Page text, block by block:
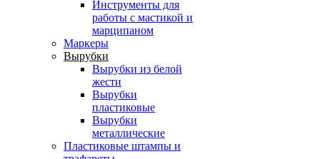
Инструменты для
работы с мастикой и
марципаном
Маркеры
Вырубки
Вырубки из белой
жести
Вырубки
пластиковые
Вырубки
металлические
Пластиковые штампы и